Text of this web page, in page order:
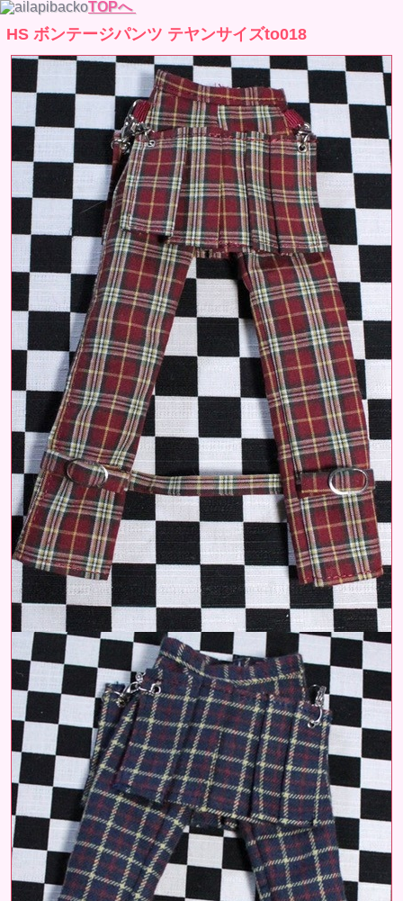
TOPへ
HS ボンテージパンツ テヤンサイズto018